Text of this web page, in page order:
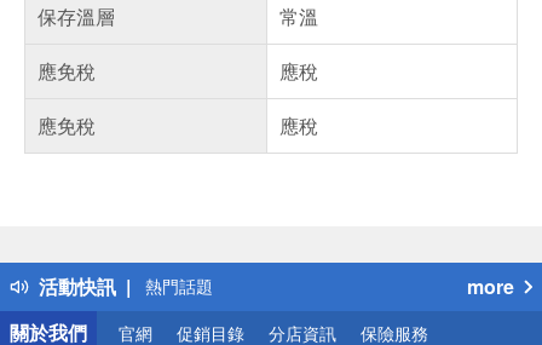
保存溫層
常溫
應免稅
應稅
應免稅
應稅
活動快訊
得獎公告
熱門話題
銀行優惠
偏遠地區配送
more
關於我們
官網 促銷目錄 分店資訊 保險服務